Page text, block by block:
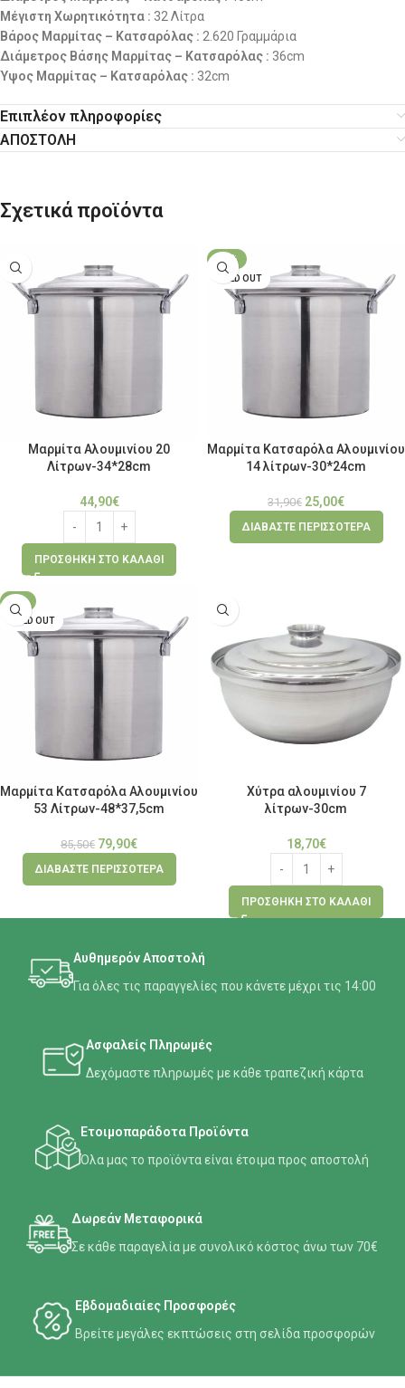
Μέγιστη Χωρητικότητα : 32 Λίτρα
Βάρος Μαρμίτας – Κατσαρόλας : 2.620 Γραμμάρια
Διάμετρος Βάσης Μαρμίτας – Κατσαρόλας : 36cm
Ύψος Μαρμίτας – Κατσαρόλας : 32cm
Επιπλέον πληροφορίες
ΑΠΟΣΤΟΛΗ
Σχετικά προϊόντα
Μαρμίτα Αλουμινίου 20
Λίτρων-34*28cm
44,90€
ΠΡΟΣΘΉΚΗ ΣΤΟ ΚΑΛΆΘΙ
-22%
SOLD OUT
Μαρμίτα Κατσαρόλα Αλουμινίου
14 λίτρων-30*24cm
31,90€ 25,00€
ΔΙΑΒΆΣΤΕ ΠΕΡΙΣΣΌΤΕΡΑ
-7%
SOLD OUT
Μαρμίτα Κατσαρόλα Αλουμινίου
53 Λίτρων-48*37,5cm
85,50€ 79,90€
ΔΙΑΒΆΣΤΕ ΠΕΡΙΣΣΌΤΕΡΑ
Χύτρα αλουμινίου 7
λίτρων-30cm
18,70€
ΠΡΟΣΘΉΚΗ ΣΤΟ ΚΑΛΆΘΙ
Αυθημερόν Αποστολή
Για όλες τις παραγγελίες που κάνετε μέχρι τις 14:00
Ασφαλείς Πληρωμές
Δεχόμαστε πληρωμές με κάθε τραπεζική κάρτα
Ετοιμοπαράδοτα Προϊόντα
Όλα μας το προϊόντα είναι έτοιμα προς αποστολή
Δωρεάν Μεταφορικά
Σε κάθε παραγελία με συνολικό κόστος άνω των 70€
Εβδομαδιαίες Προσφορές
Βρείτε μεγάλες εκπτώσεις στη σελίδα προσφορών